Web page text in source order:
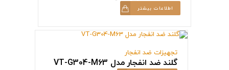
اطلاعات بیشتر
تجهیزات ضد انفجار
گلند ضد انفجار مدل VT-G304-M63